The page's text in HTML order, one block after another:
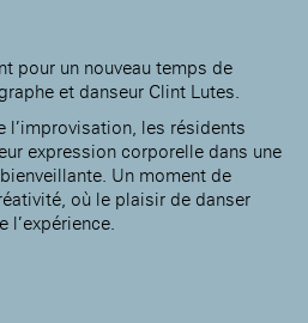
pour un nouveau temps de
et danseur Clint Lutes.
l’improvisation, les résidents
expression corporelle dans une
Un moment de
où le plaisir de danser
l’expérience.